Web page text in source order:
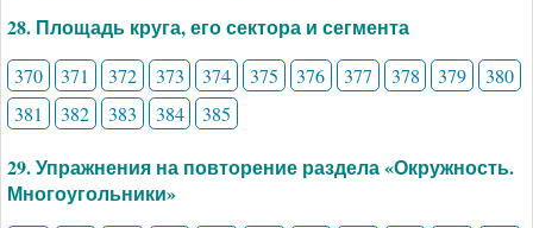
28. Площадь круга, его сектора и сегмента
370 371 372 373 374 375 376 377 378 379
380
381
382 383 384 385
29. Упражнения на повторение раздела «Окружность.
Многоугольники»